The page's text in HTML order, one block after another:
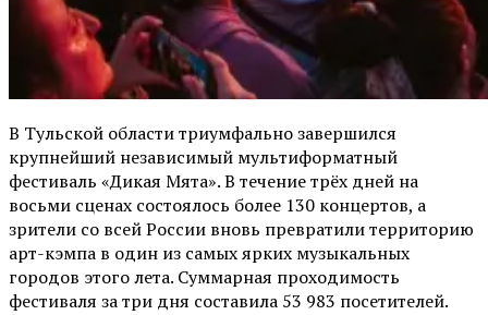
В Тульской области триумфально завершился
крупнейший независимый мультиформатный
фестиваль «Дикая Мята». В течение трёх дней на
восьми сценах состоялось более 130 концертов, а
зрители со всей России вновь превратили территорию
арт-кэмпа в один из самых ярких музыкальных
городов этого лета. Суммарная проходимость
фестиваля за три дня составила 53 983 посетителей.